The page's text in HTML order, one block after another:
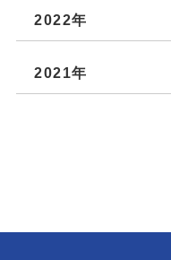
2022年
2021年